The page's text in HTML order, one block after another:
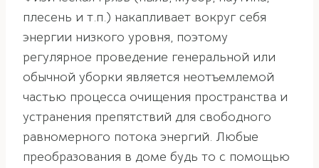
плесень и т.п.) накапливает вокруг себя
энергии низкого уровня, поэтому
регулярное проведение генеральной или
обычной уборки является неотъемлемой
частью процесса очищения пространства и
устранения препятствий для свободного
равномерного потока энергий. Любые
преобразования в доме будь то с помощью